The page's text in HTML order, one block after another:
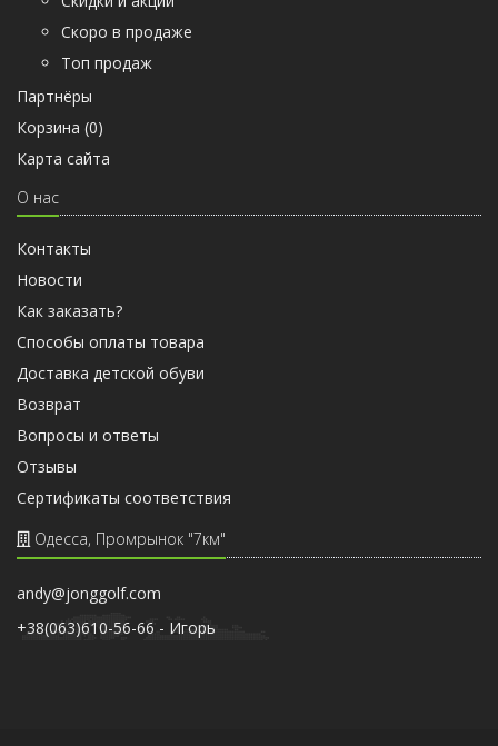
Скоро в продаже
Топ продаж
Партнёры
Корзина (0)
Карта сайта
О нас
Контакты
Новости
Как заказать?
Способы оплаты товара
Доставка детской обуви
Возврат
Вопросы и ответы
Отзывы
Cертификаты соответствия
Одесса, Промрынок "7км"
andy@jonggolf.com
+38(063)610-56-66 - Игорь